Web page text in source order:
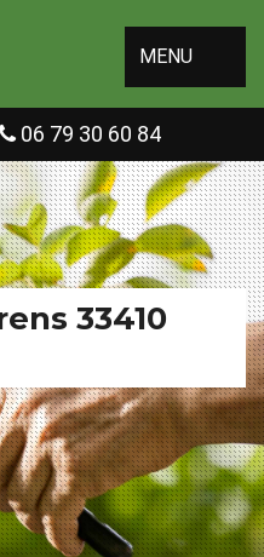
MENU
06 79 30 60 84
33410